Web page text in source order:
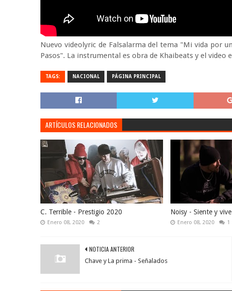
Nuevo videolyric de Falsalarma del tema "Mi vida por
Pasos". La instrumental es obra de Khaibeats y el video
TAGS: NACIONAL PÁGINA PRINCIPAL
ARTÍCULOS RELACIONADOS
C. Terrible - Prestigio 2020
Enero 08, 2020 2
Noisy - Siente y vive
Enero 08, 2020 1
NOTICIA ANTERIOR
Chave y La prima - Señalados